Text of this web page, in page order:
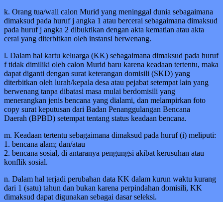
k. Orang tua/wali calon Murid yang meninggal dunia sebagaimana
dimaksud pada huruf j angka 1 atau bercerai sebagaimana dimaksud
pada huruf j angka 2 dibuktikan dengan akta kematian atau akta
cerai yang diterbitkan oleh instansi berwenang.
l. Dalam hal kartu keluarga (KK) sebagaimana dimaksud pada huruf
f tidak dimiliki oleh calon Murid baru karena keadaan tertentu, maka
dapat diganti dengan surat keterangan domisili (SKD) yang
diterbitkan oleh lurah/kepala desa atau pejabat setempat lain yang
berwenang tanpa dibatasi masa mulai berdomisili yang
menerangkan jenis bencana yang dialami, dan melampirkan foto
copy surat keputusan dari Badan Penanggulangan Bencana
Daerah (BPBD) setempat tentang status keadaan bencana.
m. Keadaan tertentu sebagaimana dimaksud pada huruf (i) meliputi:
1. bencana alam; dan/atau
2. bencana sosial, di antaranya pengungsi akibat kerusuhan atau
konflik sosial.
n. Dalam hal terjadi perubahan data KK dalam kurun waktu kurang
dari 1 (satu) tahun dan bukan karena perpindahan domisili, KK
dimaksud dapat digunakan sebagai dasar seleksi.